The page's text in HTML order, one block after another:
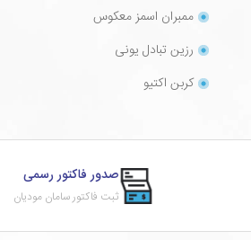
ممبران اسمز معکوس
رزین تبادل یونی
کربن اکتیو
صدور فاکتور رسمی
ثبت فاکتور سامان مودیان